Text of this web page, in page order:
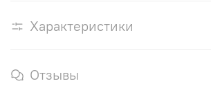
Характеристики
Отзывы